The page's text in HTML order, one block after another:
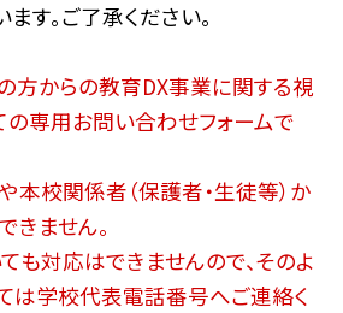
す。ご了承ください。
からの教育DX事業に関する視
の専用お問い合わせフォームで
校関係者（保護者・生徒等）か
きません。
対応はできませんので、そのよ
は学校代表電話番号へご連絡く